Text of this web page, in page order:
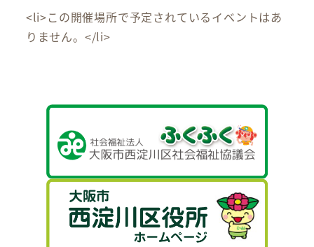
<li>この開催場所で予定されているイベントはあ
りません。</li>